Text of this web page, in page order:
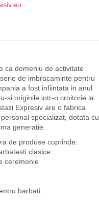
ca domeniu de activitate
de imbracaminte pentru
a fost infiintata in anul
si originile intr-o croitorie la
Expresiv are o fabrica
specializat, dotata cu
generatie.
de produse cuprinde:
clasice
ceremonie
barbati.